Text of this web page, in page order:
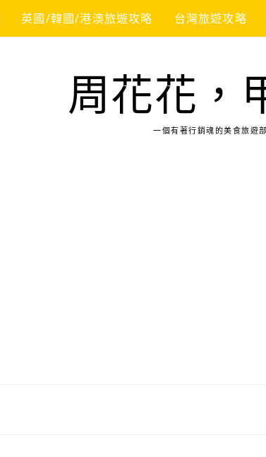
英國/韓國/港澳旅遊攻略 台灣旅遊攻略
周花花，
一個有著行銷魂的美食旅遊